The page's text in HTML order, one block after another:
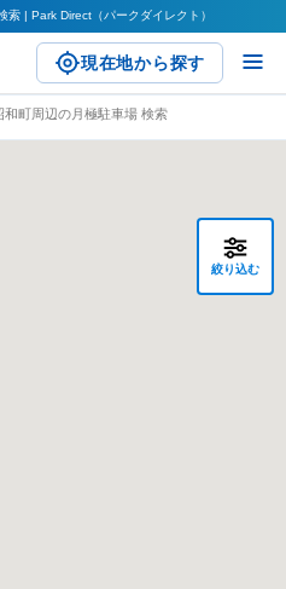
| Park Direct（パークダイレクト）
現在地から探す
和町周辺の月極駐車場 検索
絞り込む